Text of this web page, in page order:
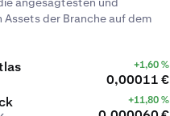
der Branche auf dem
+1,60 %
0,00011 €
+11,80 %